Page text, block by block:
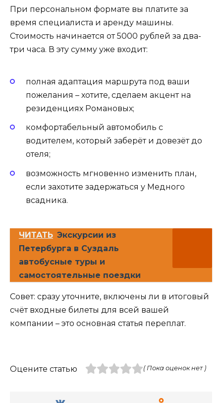
При персональном формате вы платите за
время специалиста и аренду машины.
Стоимость начинается от 5000 рублей за два-
три часа. В эту сумму уже входит:
полная адаптация маршрута под ваши
пожелания – хотите, сделаем акцент на
резиденциях Романовых;
комфортабельный автомобиль с
водителем, который заберёт и довезёт до
отеля;
возможность мгновенно изменить план,
если захотите задержаться у Медного
всадника.
ЧИТАТЬ Экскурсии из
Петербурга в Суздаль
автобусные туры и
самостоятельные поездки
Совет: сразу уточните, включены ли в итоговый
счёт входные билеты для всей вашей
компании – это основная статья переплат.
Оцените статью ( Пока оценок нет )